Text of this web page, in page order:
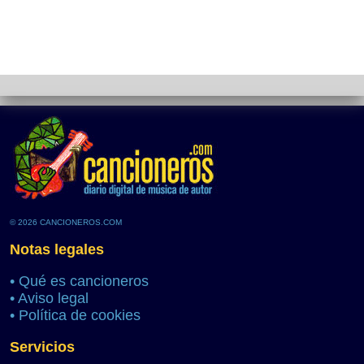
© 2026 CANCIONEROS.COM
Notas legales
• Qué es cancioneros
• Aviso legal
• Política de cookies
Servicios